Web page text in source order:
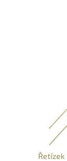
Řetízek